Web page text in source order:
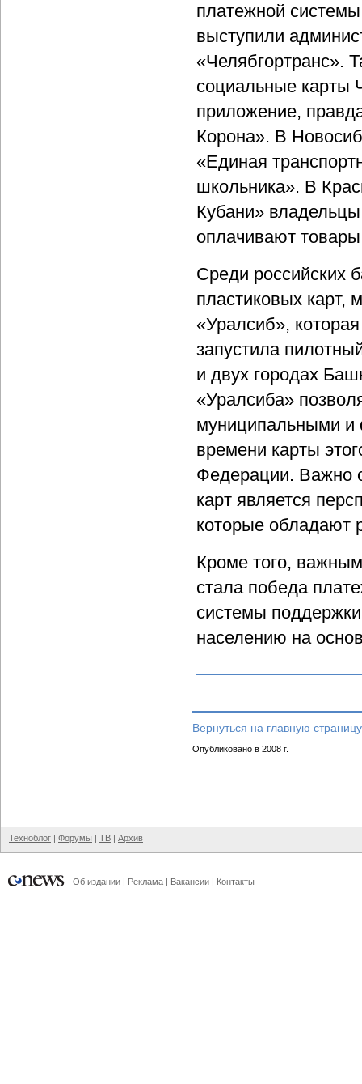
платежной
выступили
«Челябгортранс».
социальные карты
приложение,
Корона». В
«Единая
школьника». В
Кубани»
оплачивают
Среди российских
пластиковых карт,
«Уралсиб»,
запустила
и двух городах
«Уралсиба»
муниципальными и
времени карты
Федерации. Важно
карт является
которые обладают
Кроме того,
стала победа
системы
населению на
Вернуться на главную
Опубликовано в 2008 г.
Техноблог | Форумы | ТВ | Архив
Об издании | Реклама | Вакансии | Контакты